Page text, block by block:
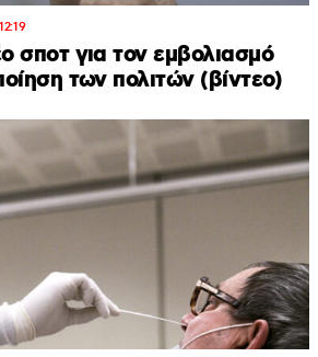
σποτ για τον εμβολιασμό
των πολιτών (βίντεο)